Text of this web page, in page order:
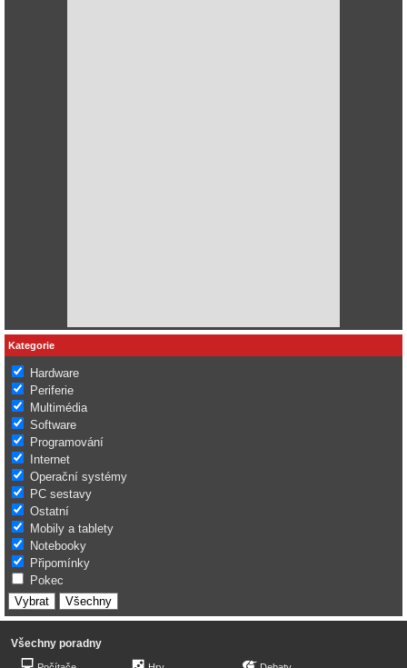
Kategorie
Hardware
Periferie
Multimédia
Software
Programování
Internet
Operační systémy
PC sestavy
Ostatní
Mobily a tablety
Notebooky
Připomínky
Pokec
Všechny poradny